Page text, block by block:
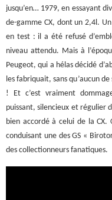
jusqu’en… 1979, en essayant
de-gamme CX, dont un 2,4l.
en test : il a été refusé
niveau attendu. Mais à
Peugeot, qui a hélas décidé
les fabriquait, sans qu’aucun
! Et c’est vraiment
puissant, silencieux et régulier
bien accordé à celui de la CX.
conduisant une des GS «
des collectionneurs fanatiques.